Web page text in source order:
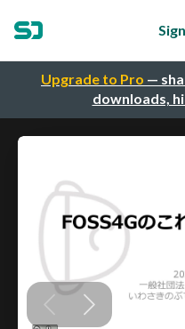
Upgrade to Pro —
downloads,